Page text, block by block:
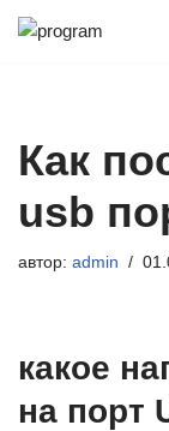
Как
usb
автор: admin
какое
на порт